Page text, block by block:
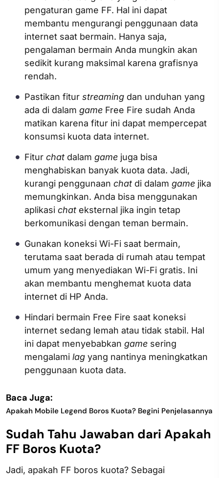
pengaturan game FF. Hal ini dapat
membantu mengurangi penggunaan data
internet saat bermain. Hanya saja,
pengalaman bermain Anda mungkin akan
sedikit kurang maksimal karena grafisnya
rendah.
Pastikan fitur streaming dan unduhan yang
ada di dalam game Free Fire sudah Anda
matikan karena fitur ini dapat mempercepat
konsumsi kuota data internet.
Fitur chat dalam game juga bisa
menghabiskan banyak kuota data. Jadi,
kurangi penggunaan chat di dalam game jika
memungkinkan. Anda bisa menggunakan
aplikasi chat eksternal jika ingin tetap
berkomunikasi dengan teman bermain.
Gunakan koneksi Wi-Fi saat bermain,
terutama saat berada di rumah atau tempat
umum yang menyediakan Wi-Fi gratis. Ini
akan membantu menghemat kuota data
internet di HP Anda.
Hindari bermain Free Fire saat koneksi
internet sedang lemah atau tidak stabil. Hal
ini dapat menyebabkan game sering
mengalami lag yang nantinya meningkatkan
penggunaan kuota data.
Baca Juga:
Apakah Mobile Legend Boros Kuota? Begini Penjelasannya
Sudah Tahu Jawaban dari Apakah
FF Boros Kuota?
Jadi, apakah FF boros kuota? Sebagai